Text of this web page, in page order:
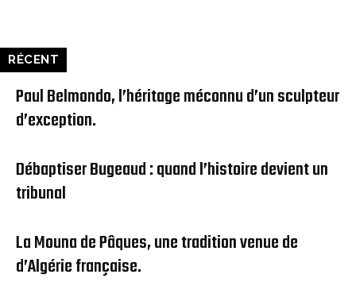
RÉCENT
Paul Belmondo, l’héritage méconnu d’un sculpteur
d’exception.
Débaptiser Bugeaud : quand l’histoire devient un
tribunal
La Mouna de Pâques, une tradition venue de
d’Algérie française.